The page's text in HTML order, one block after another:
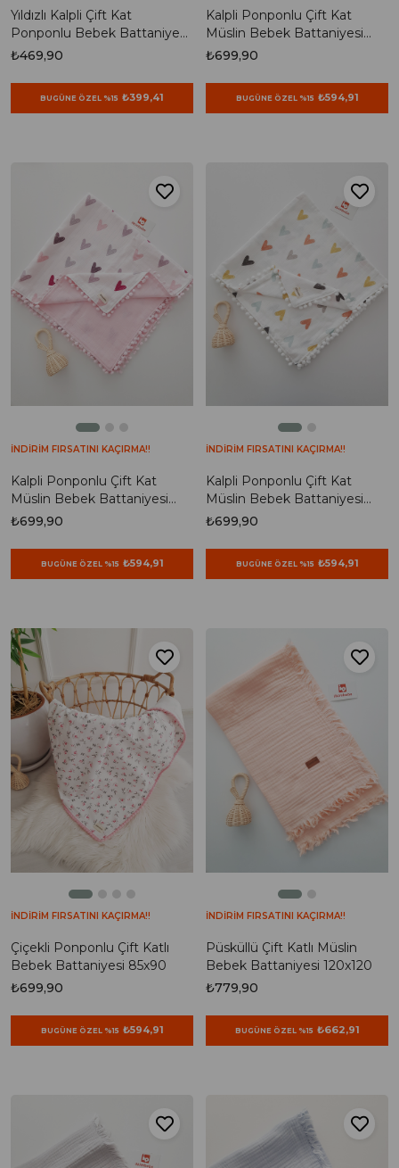
Yıldızlı Kalpli Çift Kat
Ponponlu Bebek Battaniyesi
85x90
₺469,90
BUGÜNE ÖZEL %15 ₺399,41
Kalpli Ponponlu Çift Kat
Müslin Bebek Battaniyesi
85x90
₺699,90
BUGÜNE ÖZEL %15 ₺594,91
Kalpli Ponponlu Çift Kat
Müslin Bebek Battaniyesi
85x90
₺699,90
BUGÜNE ÖZEL %15 ₺594,91
İNDİRİM FIRSATINI KAÇIRMA!!
Kalpli Ponponlu Çift Kat
Müslin Bebek Battaniyesi
85x90
₺699,90
BUGÜNE ÖZEL %15 ₺594,91
İNDİRİM FIRSATINI KAÇIRMA!!
Çiçekli Ponponlu Çift Katlı
Bebek Battaniyesi 85x90
₺699,90
BUGÜNE ÖZEL %15 ₺594,91
İNDİRİM FIRSATINI KAÇIRMA!!
Püsküllü Çift Katlı Müslin
Bebek Battaniyesi 120x120
₺779,90
BUGÜNE ÖZEL %15 ₺662,91
İNDİRİM FIRSATINI KAÇIRMA!!